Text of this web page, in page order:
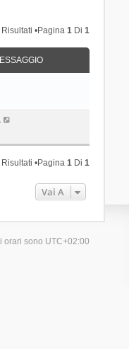
•Pagina1 Di1
•Pagina1 Di1
Vai A
orari sono UTC+02:00